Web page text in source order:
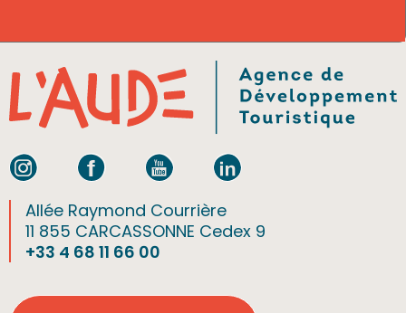
Allée Raymond Courrière
11 855 CARCASSONNE Cedex 9
+33 4 68 11 66 00